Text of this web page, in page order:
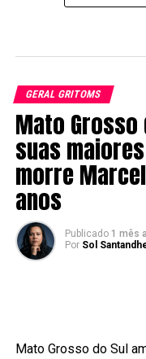
GERAL GRITOMS
Mato Grosso
suas
morre
anos
Publicado 1 mês
Por Sol
Mato Grosso do Sul